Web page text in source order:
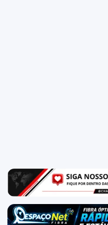
NAS
NOSSAS
REDES